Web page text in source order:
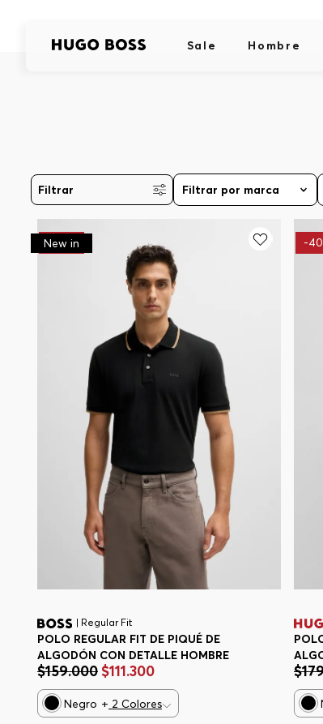
Sale Hombre
Filtrar Filtrar por marca
-30%
New in
| Regular Fit
POLO REGULAR FIT DE PIQUÉ DE
ALGODÓN CON DETALLE HOMBRE
$159.000 $111.300
Negro + 2 Colores
-
$